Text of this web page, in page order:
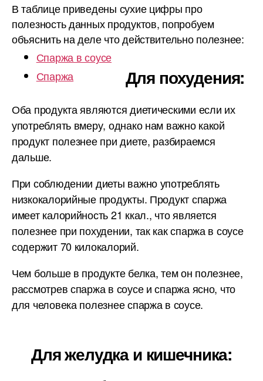
В таблице приведены сухие цифры про
полезность данных продуктов, попробуем
объяснить на деле что действительно полезнее:
Спаржа в соусе
Спаржа
Для похудения:
Оба продукта являются диетическими если их
употреблять вмеру, однако нам важно какой
продукт полезнее при диете, разбираемся
дальше.
При соблюдении диеты важно употреблять
низкокалорийные продукты. Продукт спаржа
имеет калорийность 21 ккал., что является
полезнее при похудении, так как спаржа в соусе
содержит 70 килокалорий.
Чем больше в продукте белка, тем он полезнее,
рассмотрев спаржа в соусе и спаржа ясно, что
для человека полезнее спаржа в соусе.
Для желудка и кишечника: